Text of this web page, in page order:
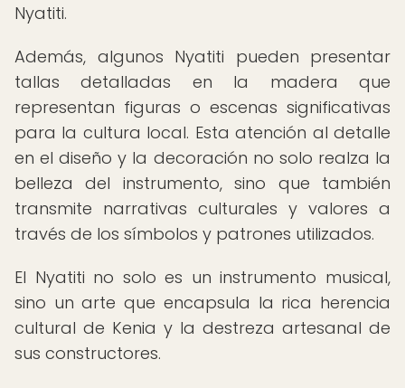
Nyatiti.
Además, algunos Nyatiti pueden presentar
tallas detalladas en la madera que
representan figuras o escenas significativas
para la cultura local. Esta atención al detalle
en el diseño y la decoración no solo realza la
belleza del instrumento, sino que también
transmite narrativas culturales y valores a
través de los símbolos y patrones utilizados.
El Nyatiti no solo es un instrumento musical,
sino un arte que encapsula la rica herencia
cultural de Kenia y la destreza artesanal de
sus constructores.